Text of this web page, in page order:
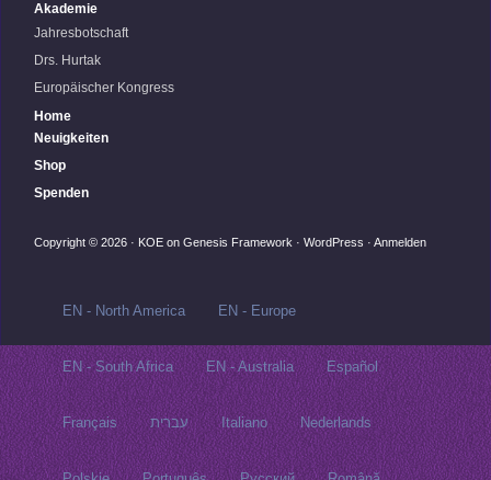
Akademie
Jahresbotschaft
Drs. Hurtak
Europäischer Kongress
Home
Neuigkeiten
Shop
Spenden
Copyright © 2026 · KOE on Genesis Framework · WordPress · Anmelden
EN - North America EN - Europe
EN - South Africa EN - Australia Español
Français עברית Italiano Nederlands